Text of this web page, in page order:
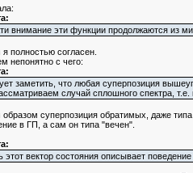
внимание эти функции продолжаются из
полностью согласен.
непонятно с чего:
заметить, что любая суперпозиция
случай сплошного спектра,
образом суперпозиция обратимых, даже
в ГП, а сам он типа "вечен".
этот вектор состояния описывает